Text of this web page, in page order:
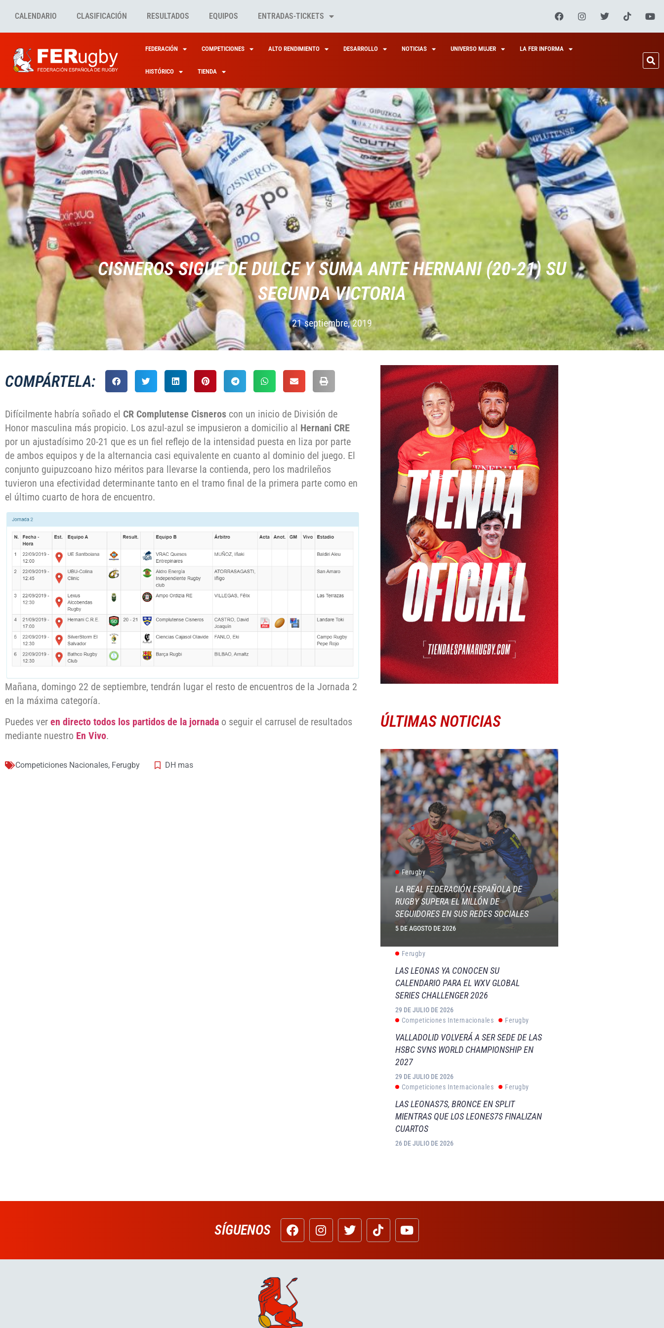
CALENDARIO CLASIFICACIÓN RESULTADOS EQUIPOS ENTRADAS-TICKETS
FEDERACIÓN COMPETICIONES ALTO RENDIMIENTO DESARROLLO NOTICIAS UNIVERSO MUJER LA FER INFORMA
HISTÓRICO TIENDA
CISNEROS SIGUE DE DULCE Y SUMA ANTE HERNANI (20-21) SU
SEGUNDA VICTORIA
21 septiembre, 2019
COMPÁRTELA:
Difícilmente habría soñado el CR Complutense Cisneros con un inicio de División de
Honor masculina más propicio. Los azul-azul se impusieron a domicilio al Hernani CRE
por un ajustadísimo 20-21 que es un fiel reflejo de la intensidad puesta en liza por parte
de ambos equipos y de la alternancia casi equivalente en cuanto al dominio del juego. El
conjunto guipuzcoano hizo méritos para llevarse la contienda, pero los madrileños
tuvieron una efectividad determinante tanto en el tramo final de la primera parte como en
el último cuarto de hora de encuentro.
Mañana, domingo 22 de septiembre, tendrán lugar el resto de encuentros de la Jornada 2
en la máxima categoría.
Puedes ver en directo todos los partidos de la jornada o seguir el carrusel de resultados
mediante nuestro En Vivo.
Competiciones Nacionales, Ferugby DH mas
ÚLTIMAS NOTICIAS
Ferugby
LA REAL FEDERACIÓN ESPAÑOLA DE
RUGBY SUPERA EL MILLÓN DE
SEGUIDORES EN SUS REDES SOCIALES
5 DE AGOSTO DE 2026
Ferugby
LAS LEONAS YA CONOCEN SU
CALENDARIO PARA EL WXV GLOBAL
SERIES CHALLENGER 2026
29 DE JULIO DE 2026
Competiciones Internacionales
Ferugby
VALLADOLID VOLVERÁ A SER SEDE DE LAS
HSBC SVNS WORLD CHAMPIONSHIP EN
2027
29 DE JULIO DE 2026
Competiciones Internacionales
Ferugby
LAS LEONAS7S, BRONCE EN SPLIT
MIENTRAS QUE LOS LEONES7S FINALIZAN
CUARTOS
26 DE JULIO DE 2026
SÍGUENOS